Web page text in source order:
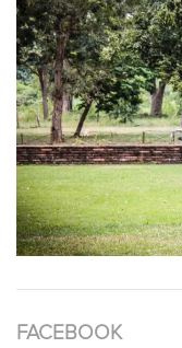
FACEBOOK